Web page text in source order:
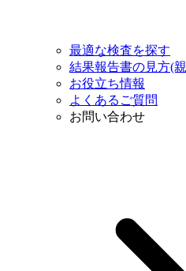
最適な検査を探す
結果報告書の見方(
お役立ち情報
よくあるご質問
お問い合わせ